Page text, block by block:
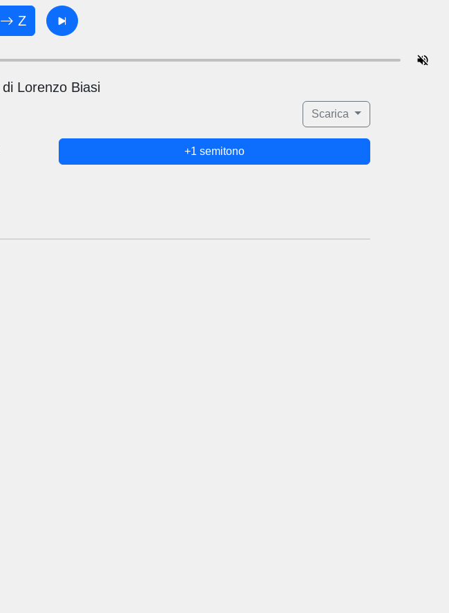
Z
Lorenzo Biasi
Scarica
+1 semitono